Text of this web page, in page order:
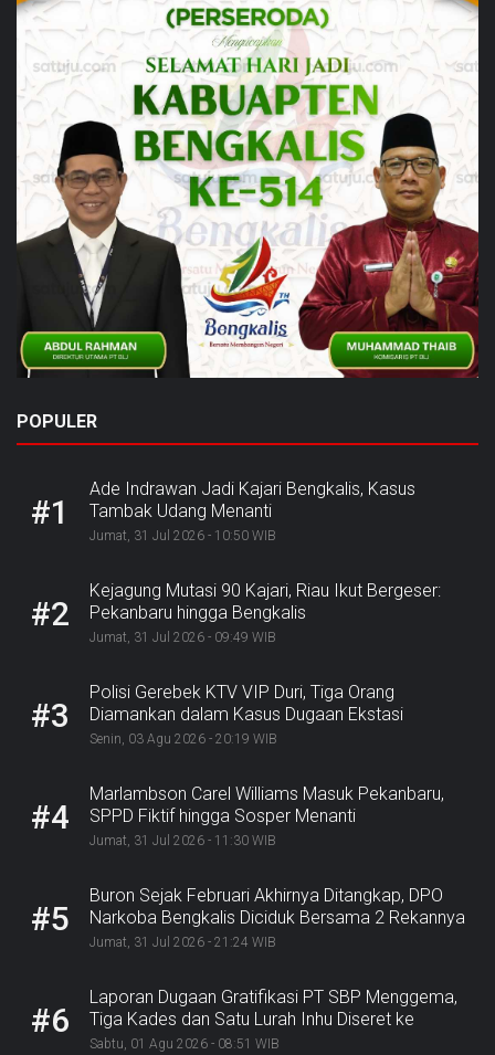
POPULER
#1
Ade Indrawan Jadi Kajari Bengkalis, Kasus
Tambak Udang Menanti
Jumat, 31 Jul 2026 - 10:50 WIB
#2
Kejagung Mutasi 90 Kajari, Riau Ikut Bergeser:
Pekanbaru hingga Bengkalis
Jumat, 31 Jul 2026 - 09:49 WIB
#3
Polisi Gerebek KTV VIP Duri, Tiga Orang
Diamankan dalam Kasus Dugaan Ekstasi
Senin, 03 Agu 2026 - 20:19 WIB
#4
Marlambson Carel Williams Masuk Pekanbaru,
SPPD Fiktif hingga Sosper Menanti
Jumat, 31 Jul 2026 - 11:30 WIB
#5
Buron Sejak Februari Akhirnya Ditangkap, DPO
Narkoba Bengkalis Diciduk Bersama 2 Rekannya
Jumat, 31 Jul 2026 - 21:24 WIB
#6
Laporan Dugaan Gratifikasi PT SBP Menggema,
Tiga Kades dan Satu Lurah Inhu Diseret ke
Kejaksaan
Sabtu, 01 Agu 2026 - 08:51 WIB